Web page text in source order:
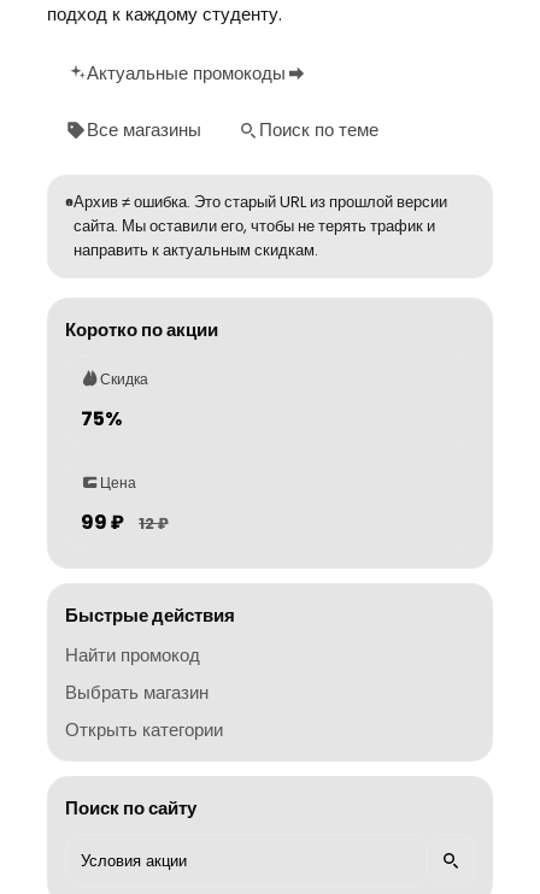
подход к каждому студенту.
Актуальные промокоды
Все магазины Поиск по теме
Архив ≠ ошибка. Это старый URL из прошлой версии
сайта. Мы оставили его, чтобы не терять трафик и
направить к актуальным скидкам.
Коротко по акции
Скидка
75%
Цена
99 ₽ 12 ₽
Быстрые действия
Найти промокод
Выбрать магазин
Открыть категории
Поиск по сайту